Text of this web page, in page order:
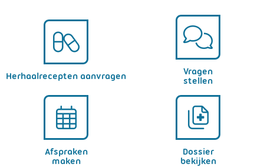
Herhaalrecepten aanvragen
Vragen
stellen
Afspraken
maken
Dossier
bekijken